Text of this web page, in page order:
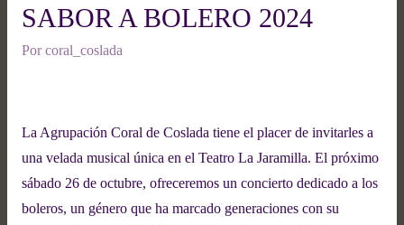
SABOR A BOLERO 2024
Porcoral_coslada
La Agrupación Coral de Coslada tiene el placer de invitarles a
una velada musical única en el Teatro La Jaramilla. El próximo
sábado 26 de octubre, ofreceremos un concierto dedicado a los
boleros, un género que ha marcado generaciones con su